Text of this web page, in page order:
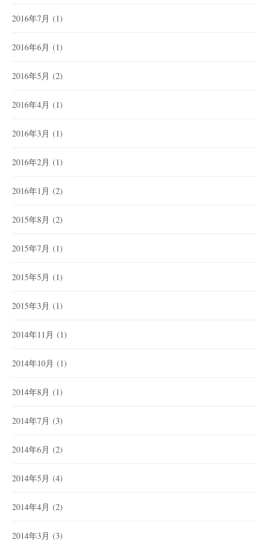
2016年7月 (1)
2016年6月 (1)
2016年5月 (2)
2016年4月 (1)
2016年3月 (1)
2016年2月 (1)
2016年1月 (2)
2015年8月 (2)
2015年7月 (1)
2015年5月 (1)
2015年3月 (1)
2014年11月 (1)
2014年10月 (1)
2014年8月 (1)
2014年7月 (3)
2014年6月 (2)
2014年5月 (4)
2014年4月 (2)
2014年3月 (3)